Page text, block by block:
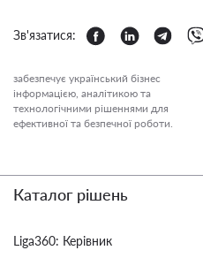
Зв'язатися:
забезпечує український бізнес
інформацією, аналітикою та
технологічними рішеннями для
ефективної та безпечної роботи.
Каталог рішень
Liga360: Керівник